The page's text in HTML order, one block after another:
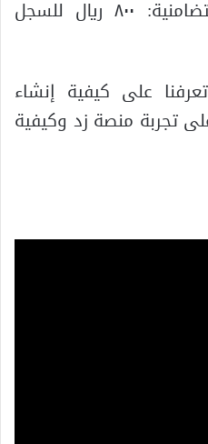
التوصية البسيطة او التضامنية: ٨٠٠ ريال للسجل
على كيفية إنشاء
تجربة منصة زد وكيفية